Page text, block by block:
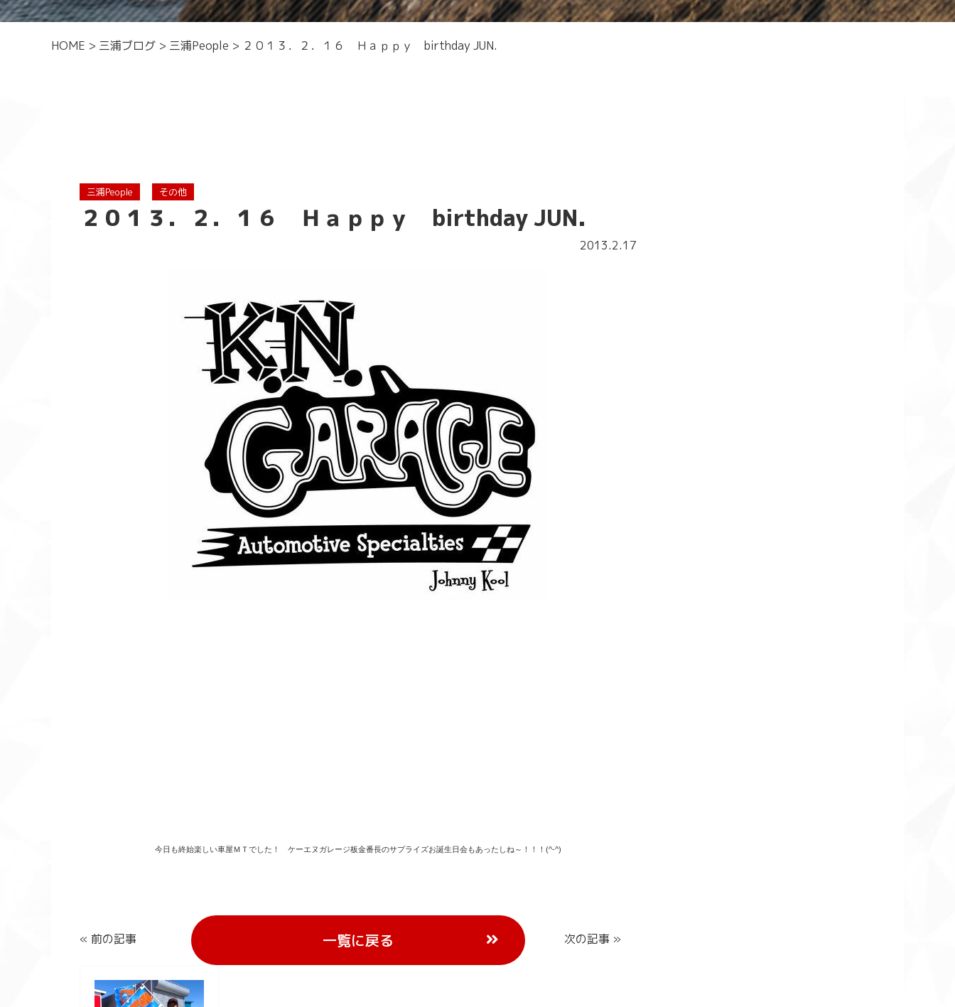
HOME > 三浦ブログ > 三浦People > ２０１３．２．１６ Ｈａｐｐｙ birthday JUN.
三浦People その他
２０１３．２．１６ Ｈａｐｐｙ birthday JUN.
2013.2.17
今日も終始楽しい車屋ＭＴでした！ ケーエヌガレージ板金番長のサプライズお誕生日会もあったしね～！！！(^-^)
« 前の記事 一覧に戻る 次の記事 »